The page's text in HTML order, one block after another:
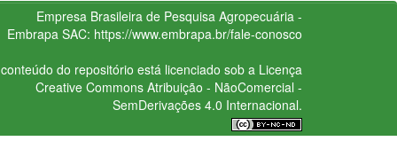
Empresa Brasileira de Pesquisa Agropecuária -
Embrapa SAC: https://www.embrapa.br/fale-conosco
do repositório está licenciado sob a Licença
Creative CommonsAtribuição - NãoComercial -
SemDerivações 4.0 Internacional.